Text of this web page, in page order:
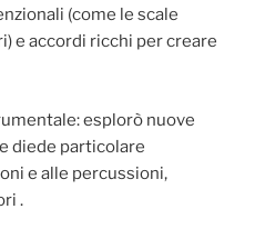
(come le scale
e accordi ricchi per creare
esplorò nuove
diede particolare
e alle percussioni,
.